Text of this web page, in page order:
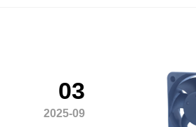
03
2025-09